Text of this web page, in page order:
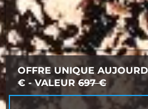
OFFRE UNIQUE
€ - VALEUR697 €